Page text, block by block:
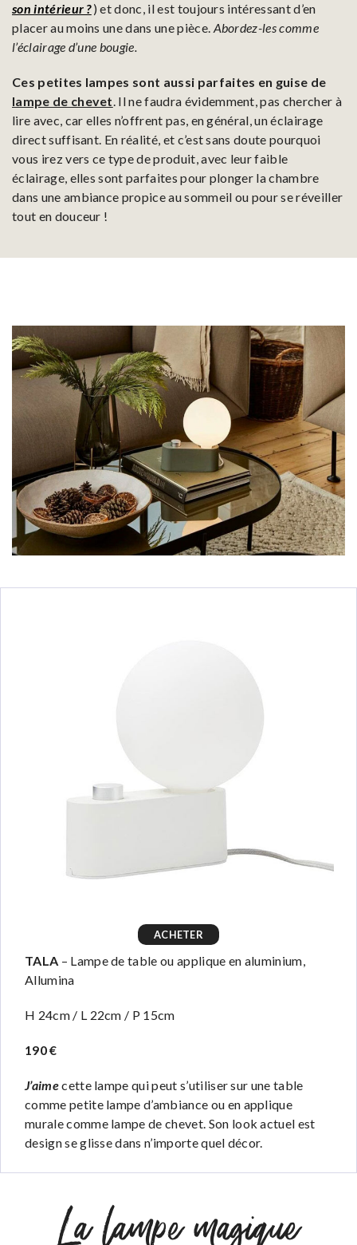
son intérieur ?) et donc, il est toujours intéressant d’en
placer au moins une dans une pièce. Abordez-les comme
l’éclairage d’une bougie.
Ces petites lampes sont aussi parfaites en guise de
lampe de chevet. Il ne faudra évidemment, pas chercher à
lire avec, car elles n’offrent pas, en général, un éclairage
direct suffisant. En réalité, et c’est sans doute pourquoi
vous irez vers ce type de produit, avec leur faible
éclairage, elles sont parfaites pour plonger la chambre
dans une ambiance propice au sommeil ou pour se réveiller
tout en douceur !
ACHETER
TALA – Lampe de table ou applique en aluminium,
Allumina
H 24cm / L 22cm / P 15cm
190 €
J’aimecette lampe qui peut s’utiliser sur une table
comme petite lampe d’ambiance ou en applique
murale comme lampe de chevet. Son look actuel est
design se glisse dans n’importe quel décor.
La lampe magique